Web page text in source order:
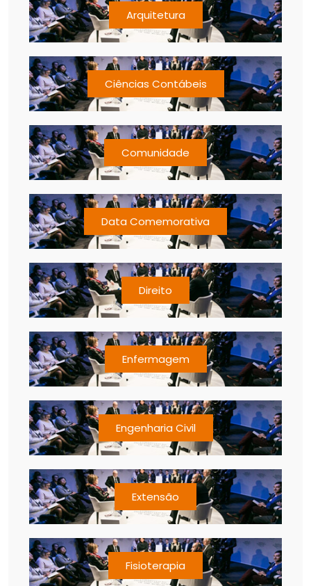
Arquitetura
Ciências Contábeis
Comunidade
Data Comemorativa
Direito
Enfermagem
Engenharia Civil
Extensão
Fisioterapia